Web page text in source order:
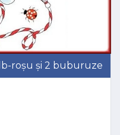
roșu și 2 buburuze